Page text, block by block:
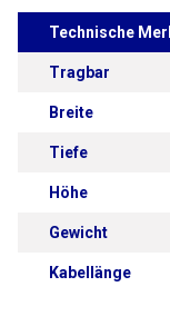
Technische
Tragbar
Breite
Tiefe
Höhe
Gewicht
Kabellänge